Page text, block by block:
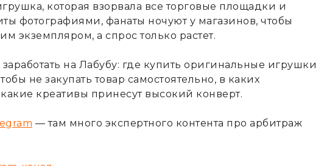
которая взорвала все торговые площадки и
фотографиями, фанаты ночуют у магазинов, чтобы
экземпляром, а спрос только растет.
на Лабубу: где купить оригинальные игрушки
не закупать товар самостоятельно, в каких
креативы принесут высокий конверт.
— там много экспертного контента про арбитраж